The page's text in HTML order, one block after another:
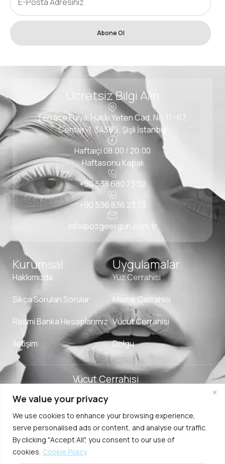
We value your privacy
We use cookies to enhance your browsing experience,
serve personalised ads or content, and analyse our traffic.
By clicking "Accept All", you consent to our use of
cookies. Cookie Policy
Abone Ol
Kurumsal
Hakkımızda
Sıkça Sorulan Sorular
Resmi Banka Hesaplarımız
İletişim
Uygulamalar
Yüz Cerrahisi
Meme Cerrahisi
Vücut Cerrahisi
Dolgu
Ücretsiz Bilgi Alın
Terrace Fulya, Hakkı Yeten Cad. No:11 -67,
Center-1, 34365, Şişli İstanbul
Haftaiçi 08:00 / 20:00
Haftasonu Kapalı
+90 538 680 73 92
+90 536 836 23 73
info@ozgeergun.com.tr
Vücut Cerrahisi
2025.Ozge Ergun
MD. Tüm Hakları
Saklıdır.
Adverpeak
Digital Agency
Şartlar
ve
Koşullar
Çerez
Politikası